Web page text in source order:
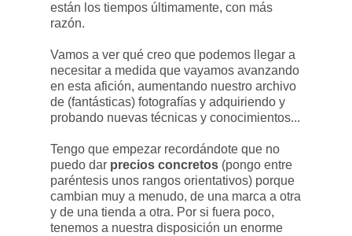
están los tiempos últimamente, con más
razón.
Vamos a ver qué creo que podemos llegar a
necesitar a medida que vayamos avanzando
en esta afición, aumentando nuestro archivo
de (fantásticas) fotografías y adquiriendo y
probando nuevas técnicas y conocimientos...
Tengo que empezar recordándote que no
puedo dar precios concretos (pongo entre
paréntesis unos rangos orientativos) porque
cambian muy a menudo, de una marca a otra
y de una tienda a otra. Por si fuera poco,
tenemos a nuestra disposición un enorme